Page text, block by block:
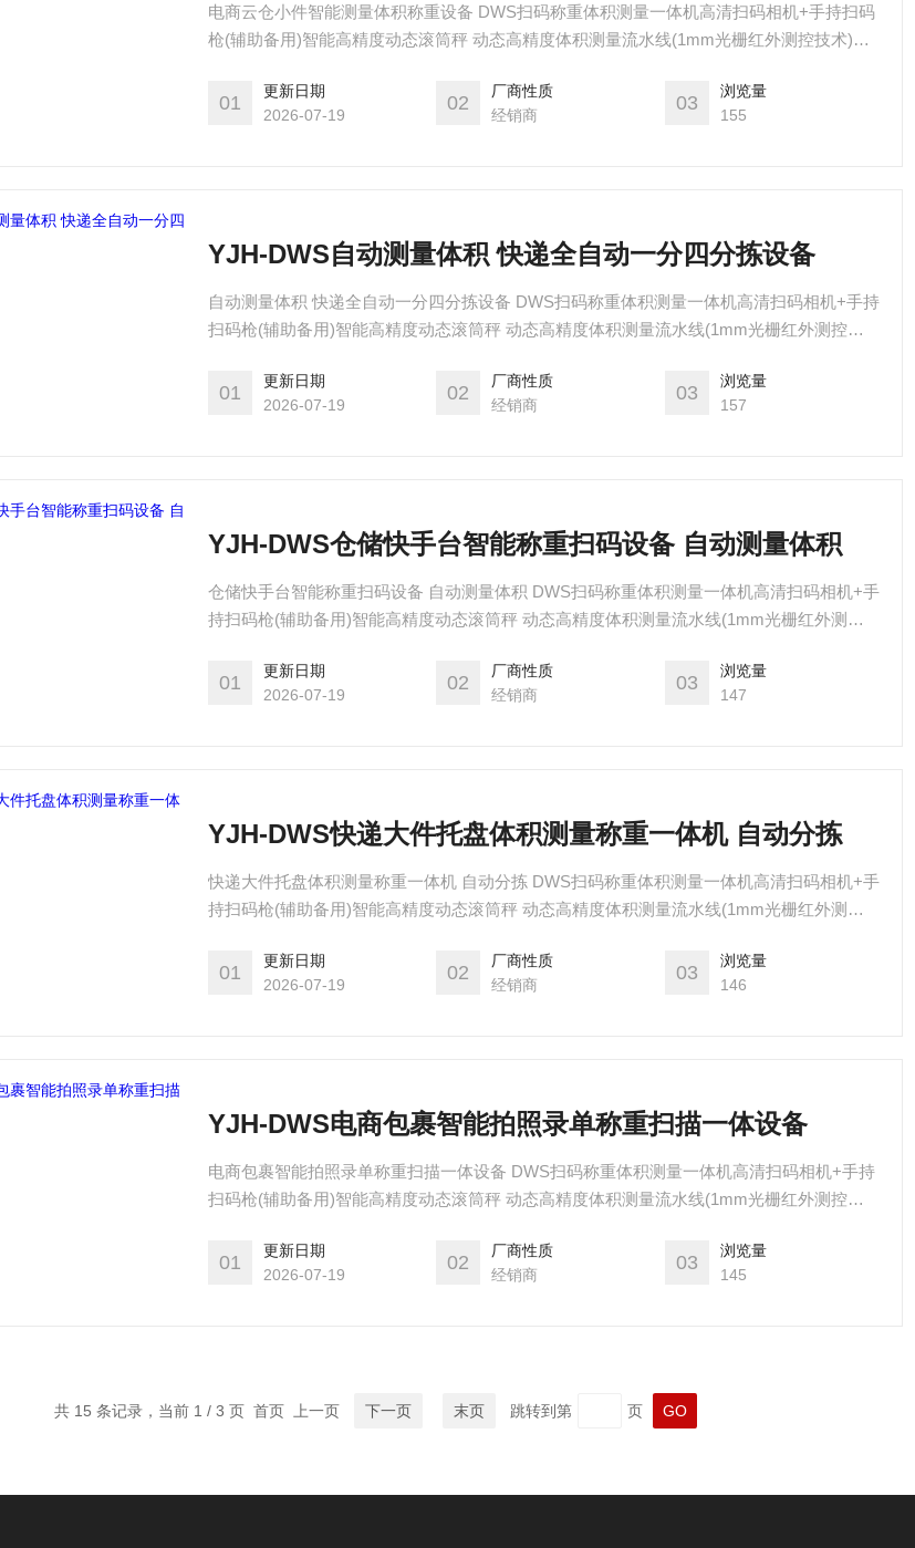
电商云仓小件智能测量体积称重设备 DWS扫码称重体积测量一体机高清扫码相机+手持扫码
枪(辅助备用)智能高精度动态滚筒秤 动态高精度体积测量流水线(1mm光栅红外测控技术)工
力滚筒缓存段(1m) 图像取证拍照软件(彩色水印+图片存档+条码图)DWS配套软件
01
更新日期
2026-07-19
02
厂商性质
经销商
03
浏览量
155
YJH-DWS自动测量体积 快递全自动一分四分拣设备
自动测量体积 快递全自动一分四分拣设备 DWS扫码称重体积测量一体机高清扫码相机+手持
扫码枪(辅助备用)智能高精度动态滚筒秤 动态高精度体积测量流水线(1mm光栅红外测控技
无动力滚筒缓存段(1m) 图像取证拍照软件(彩色水印+图片存档+条码图)DWS配套软件
01
更新日期
2026-07-19
02
厂商性质
经销商
03
浏览量
157
YJH-DWS仓储快手台智能称重扫码设备 自动测量体积
仓储快手台智能称重扫码设备 自动测量体积 DWS扫码称重体积测量一体机高清扫码相机+手
持扫码枪(辅助备用)智能高精度动态滚筒秤 动态高精度体积测量流水线(1mm光栅红外测控
件无动力滚筒缓存段(1m) 图像取证拍照软件(彩色水印+图片存档+条码图)DWS配套软件
01
更新日期
2026-07-19
02
厂商性质
经销商
03
浏览量
147
YJH-DWS快递大件托盘体积测量称重一体机 自动分拣
快递大件托盘体积测量称重一体机 自动分拣 DWS扫码称重体积测量一体机高清扫码相机+手
持扫码枪(辅助备用)智能高精度动态滚筒秤 动态高精度体积测量流水线(1mm光栅红外测控
件无动力滚筒缓存段(1m) 图像取证拍照软件(彩色水印+图片存档+条码图)DWS配套软件
01
更新日期
2026-07-19
02
厂商性质
经销商
03
浏览量
146
YJH-DWS电商包裹智能拍照录单称重扫描一体设备
电商包裹智能拍照录单称重扫描一体设备 DWS扫码称重体积测量一体机高清扫码相机+手持
扫码枪(辅助备用)智能高精度动态滚筒秤 动态高精度体积测量流水线(1mm光栅红外测控技
无动力滚筒缓存段(1m) 图像取证拍照软件(彩色水印+图片存档+条码图)DWS配套软件
01
更新日期
2026-07-19
02
厂商性质
经销商
03
浏览量
145
共 15 条记录，当前 1 / 3 页 首页 上一页 下一页 末页 跳转到第 页